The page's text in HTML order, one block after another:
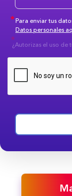
Para enviar tus
Datos personales
¿Autorizas el uso de